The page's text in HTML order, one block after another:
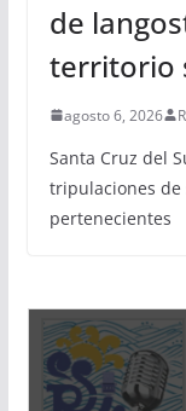
de
territorio
agosto 6, 2026
Santa Cruz del
tripulaciones de
pertenecientes